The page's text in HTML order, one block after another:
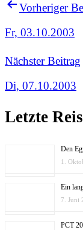
Vorheriger
Fr, 03.10.2003
Nächster Beitrag
Di, 07.10.2003
Letzte
Den
1.
Ein
7. Juni
PCT